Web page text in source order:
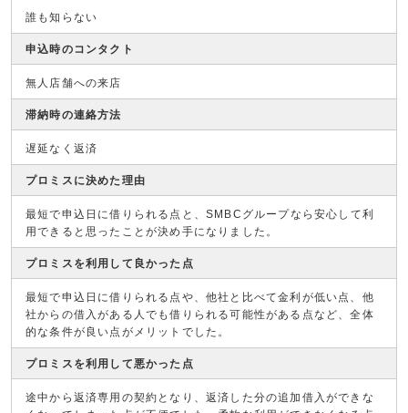
誰も知らない
申込時のコンタクト
無人店舗への来店
滞納時の連絡方法
遅延なく返済
プロミスに決めた理由
最短で申込日に借りられる点と、SMBCグループなら安心して利
用できると思ったことが決め手になりました。
プロミスを利用して良かった点
最短で申込日に借りられる点や、他社と比べて金利が低い点、他
社からの借入がある人でも借りられる可能性がある点など、全体
的な条件が良い点がメリットでした。
プロミスを利用して悪かった点
途中から返済専用の契約となり、返済した分の追加借入ができな